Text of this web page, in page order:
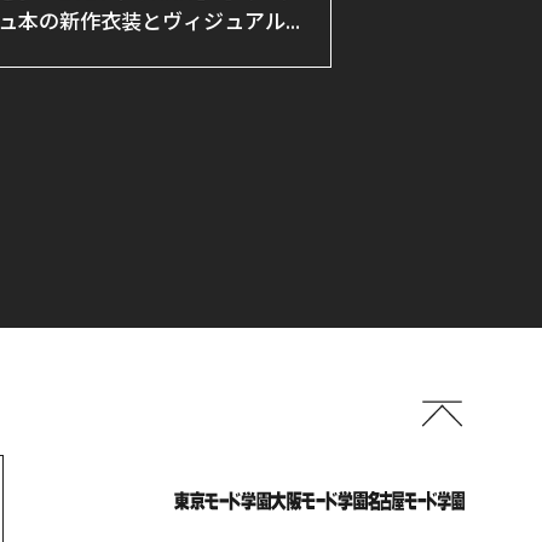
ュ本の新作衣装とヴィジュアル